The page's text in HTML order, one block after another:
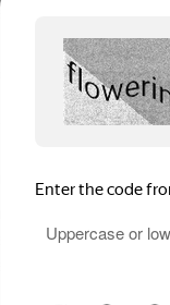
штриховыми
послойно
она
лазерного
пропечатан,
Так, слой за
этапе из камеры
которые
стадия –